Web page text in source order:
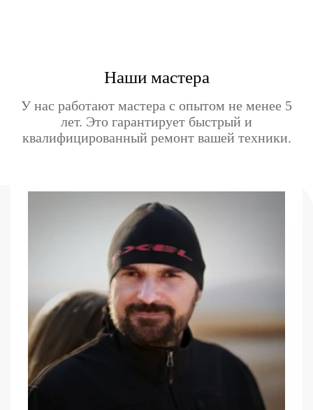
Наши мастера
У нас работают мастера с опытом не менее 5
лет. Это гарантирует быстрый и
квалифицированный ремонт вашей техники.